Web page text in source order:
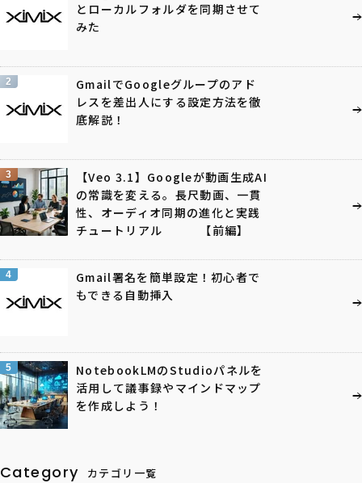
とローカルフォルダを同期させて
みた
2
GmailでGoogleグループのアド
レスを差出人にする設定方法を徹
底解説！
3
【Veo 3.1】Googleが動画生成AI
の常識を変える。長尺動画、一貫
性、オーディオ同期の進化と実践
チュートリアル 【前編】
4
Gmail署名を簡単設定！初心者で
もできる自動挿入
5
NotebookLMのStudioパネルを
活用して議事録やマインドマップ
を作成しよう！
Category カテゴリ一覧